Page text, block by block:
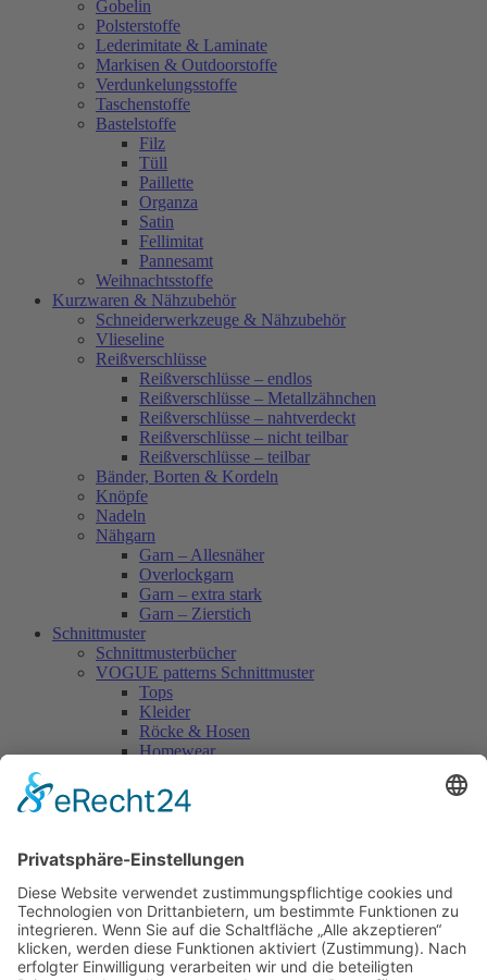
Gobelin
Polsterstoffe
Lederimitate & Laminate
Markisen & Outdoorstoffe
Verdunkelungsstoffe
Taschenstoffe
Bastelstoffe
Filz
Tüll
Paillette
Organza
Satin
Fellimitat
Pannesamt
Weihnachtsstoffe
Kurzwaren & Nähzubehör
Schneiderwerkzeuge & Nähzubehör
Vlieseline
Reißverschlüsse
Reißverschlüsse – endlos
Reißverschlüsse – Metallzähnchen
Reißverschlüsse – nahtverdeckt
Reißverschlüsse – nicht teilbar
Reißverschlüsse – teilbar
Bänder, Borten & Kordeln
Knöpfe
Nadeln
Nähgarn
Garn – Allesnäher
Overlockgarn
Garn – extra stark
Garn – Zierstich
Schnittmuster
Schnittmusterbücher
VOGUE patterns Schnittmuster
Tops
Kleider
Röcke & Hosen
Homewear
Vogue Vintage
Herren
Accessoires
Einzelschnittmuster Burda
Tops
Kleider
Röcke & Hosen
Homewear
Jacken & Mäntel